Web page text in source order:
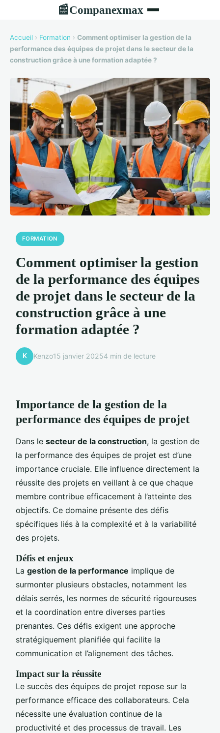
📰Companexmax
Accueil › Formation › Comment optimiser la gestion de la
performance des équipes de projet dans le secteur de la
construction grâce à une formation adaptée ?
FORMATION
Comment optimiser la gestion
de la performance des équipes
de projet dans le secteur de la
construction grâce à une
formation adaptée ?
K Kenzo15 janvier 20254 min de lecture
Importance de la gestion de la
performance des équipes de projet
Dans le secteur de la construction, la gestion de
la performance des équipes de projet est d’une
importance cruciale. Elle influence directement la
réussite des projets en veillant à ce que chaque
membre contribue efficacement à l’atteinte des
objectifs. Ce domaine présente des défis
spécifiques liés à la complexité et à la variabilité
des projets.
Défis et enjeux
La gestion de la performance implique de
surmonter plusieurs obstacles, notamment les
délais serrés, les normes de sécurité rigoureuses
et la coordination entre diverses parties
prenantes. Ces défis exigent une approche
stratégiquement planifiée qui facilite la
communication et l’alignement des tâches.
Impact sur la réussite
Le succès des équipes de projet repose sur la
performance efficace des collaborateurs. Cela
nécessite une évaluation continue de la
productivité et des processus de travail. Les